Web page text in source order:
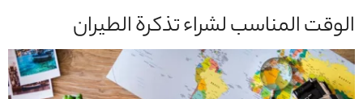
الوقت المناسب لشراء تذكرة الطیران